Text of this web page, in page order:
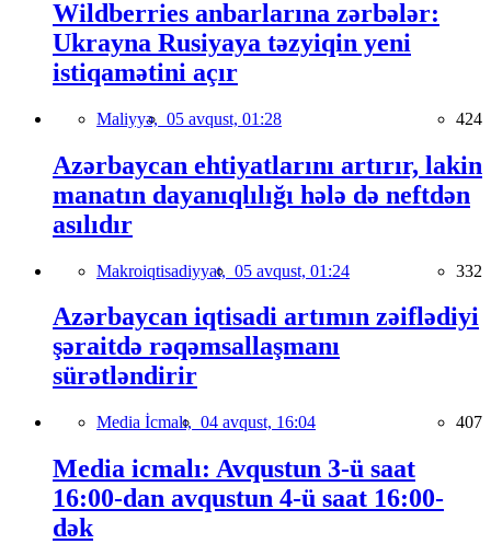
Wildberries anbarlarına zərbələr:
Ukrayna Rusiyaya təzyiqin yeni
istiqamətini açır
Maliyyə, 05 avqust, 01:28 424
Azərbaycan ehtiyatlarını artırır, lakin
manatın dayanıqlılığı hələ də neftdən
asılıdır
Makroiqtisadiyyat, 05 avqust, 01:24 332
Azərbaycan iqtisadi artımın zəiflədiyi
şəraitdə rəqəmsallaşmanı
sürətləndirir
Media İcmalı, 04 avqust, 16:04 407
Media icmalı: Avqustun 3-ü saat
16:00-dan avqustun 4-ü saat 16:00-
dək